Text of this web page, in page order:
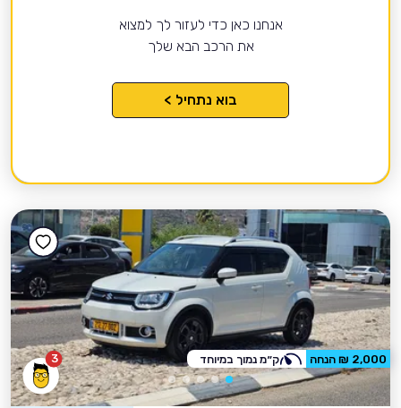
אנחנו כאן כדי לעזור לך למצוא
את הרכב הבא שלך
בוא נתחיל >
3 2,000 ₪ הנחה ק״מ נמוך במיוחד